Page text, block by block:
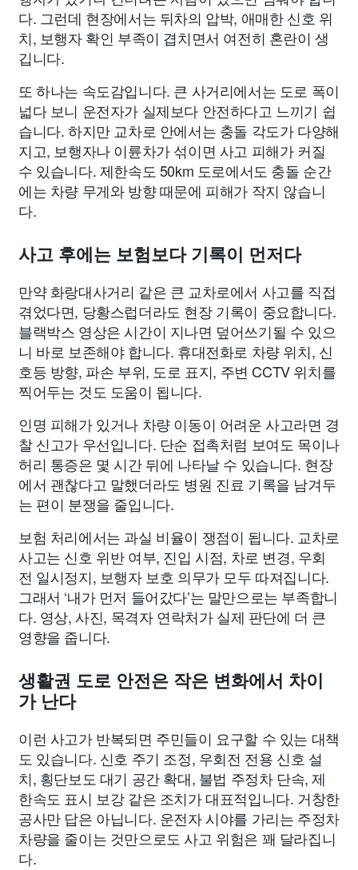
다. 그런데 현장에서는 뒤차의 압박, 애매한 신호 위
치, 보행자 확인 부족이 겹치면서 여전히 혼란이 생
깁니다.
또 하나는 속도감입니다. 큰 사거리에서는 도로 폭이
넓다 보니 운전자가 실제보다 안전하다고 느끼기 쉽
습니다. 하지만 교차로 안에서는 충돌 각도가 다양해
지고, 보행자나 이륜차가 섞이면 사고 피해가 커질
수 있습니다. 제한속도 50km 도로에서도 충돌 순간
에는 차량 무게와 방향 때문에 피해가 작지 않습니
다.
사고 후에는 보험보다 기록이 먼저다
만약 화랑대사거리 같은 큰 교차로에서 사고를 직접
겪었다면, 당황스럽더라도 현장 기록이 중요합니다.
블랙박스 영상은 시간이 지나면 덮어쓰기될 수 있으
니 바로 보존해야 합니다. 휴대전화로 차량 위치, 신
호등 방향, 파손 부위, 도로 표지, 주변 CCTV 위치를
찍어두는 것도 도움이 됩니다.
인명 피해가 있거나 차량 이동이 어려운 사고라면 경
찰 신고가 우선입니다. 단순 접촉처럼 보여도 목이나
허리 통증은 몇 시간 뒤에 나타날 수 있습니다. 현장
에서 괜찮다고 말했더라도 병원 진료 기록을 남겨두
는 편이 분쟁을 줄입니다.
보험 처리에서는 과실 비율이 쟁점이 됩니다. 교차로
사고는 신호 위반 여부, 진입 시점, 차로 변경, 우회
전 일시정지, 보행자 보호 의무가 모두 따져집니다.
그래서 ‘내가 먼저 들어갔다’는 말만으로는 부족합니
다. 영상, 사진, 목격자 연락처가 실제 판단에 더 큰
영향을 줍니다.
생활권 도로 안전은 작은 변화에서 차이
가 난다
이런 사고가 반복되면 주민들이 요구할 수 있는 대책
도 있습니다. 신호 주기 조정, 우회전 전용 신호 설
치, 횡단보도 대기 공간 확대, 불법 주정차 단속, 제
한속도 표시 보강 같은 조치가 대표적입니다. 거창한
공사만 답은 아닙니다. 운전자 시야를 가리는 주정차
차량을 줄이는 것만으로도 사고 위험은 꽤 달라집니
다.